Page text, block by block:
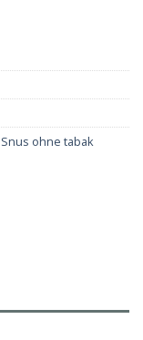
quantity
ohne tabak